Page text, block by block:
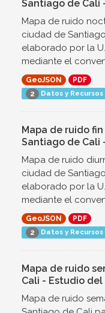
Santiago de Cali
Mapa de ruido
ciudad de
elaborado por la
mediante el
GeoJSON
PDF
2 Datos y Recursos
Mapa de ruido
Santiago de Cali
Mapa de ruido
ciudad de
elaborado por la
mediante el
GeoJSON
PDF
2 Datos y Recursos
Mapa de ruido
Cali - Estudio del
Mapa de ruido